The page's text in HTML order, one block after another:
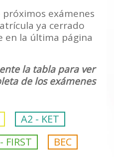
exámenes
ya cerrado
en la última página
la tabla para ver
de los exámenes
A2 - KET
FIRST
BEC